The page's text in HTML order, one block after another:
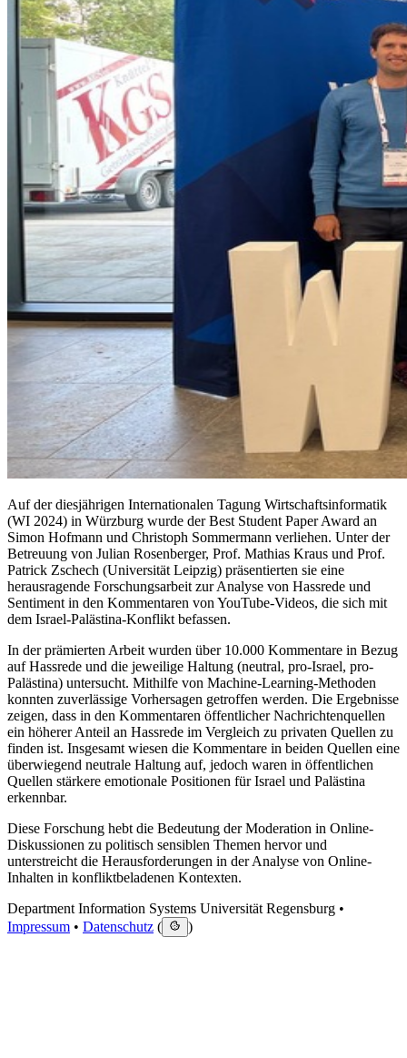
Auf der diesjährigen Internationalen Tagung Wirtschaftsinformatik
(WI 2024) in Würzburg wurde der Best Student Paper Award an
Simon Hofmann und Christoph Sommermann verliehen. Unter der
Betreuung von Julian Rosenberger, Prof. Mathias Kraus und Prof.
Patrick Zschech (Universität Leipzig) präsentierten sie eine
herausragende Forschungsarbeit zur Analyse von Hassrede und
Sentiment in den Kommentaren von YouTube-Videos, die sich mit
dem Israel-Palästina-Konflikt befassen.
In der prämierten Arbeit wurden über 10.000 Kommentare in Bezug
auf Hassrede und die jeweilige Haltung (neutral, pro-Israel, pro-
Palästina) untersucht. Mithilfe von Machine-Learning-Methoden
konnten zuverlässige Vorhersagen getroffen werden. Die Ergebnisse
zeigen, dass in den Kommentaren öffentlicher Nachrichtenquellen
ein höherer Anteil an Hassrede im Vergleich zu privaten Quellen zu
finden ist. Insgesamt wiesen die Kommentare in beiden Quellen eine
überwiegend neutrale Haltung auf, jedoch waren in öffentlichen
Quellen stärkere emotionale Positionen für Israel und Palästina
erkennbar.
Diese Forschung hebt die Bedeutung der Moderation in Online-
Diskussionen zu politisch sensiblen Themen hervor und
unterstreicht die Herausforderungen in der Analyse von Online-
Inhalten in konfliktbeladenen Kontexten.
Department Information Systems Universität Regensburg •
Impressum • Datenschutz ( )